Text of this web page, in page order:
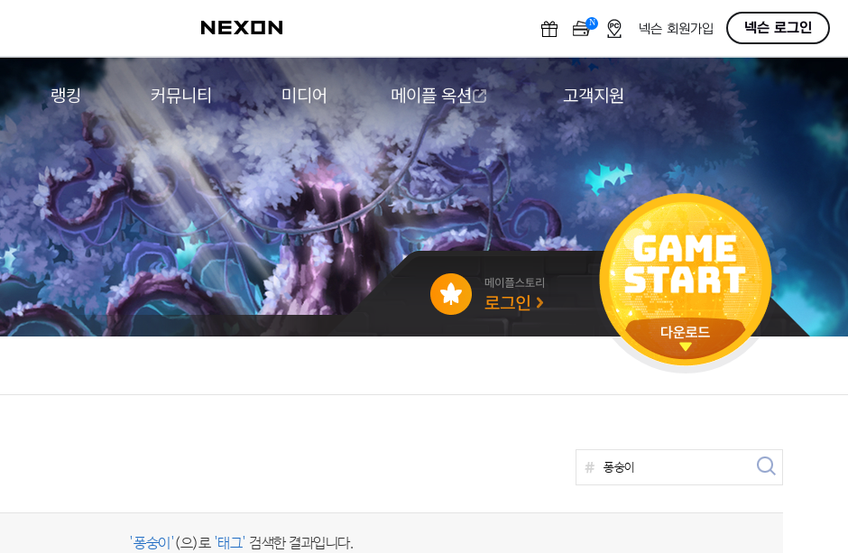
N OFF넥슨 회원가입 넥슨 로그인
랭킹
월드 랭킹
컨텐츠 랭킹
커뮤니티
자유게시판
메이플 아트
메이플 코디
메이플스토리 파트너스
AI Style Finder
미니게임
커뮤니티 아카이브
미디어
영상
음악
아트웍
웹툰
메이플 옥션
메이플 옥션
고객지원
다운로드
도움말/1:1문의
버그악용/불법프로그램 신고
게임 접근성
'퐁숭이'(으)로 '태그' 검색한 결과입니다.